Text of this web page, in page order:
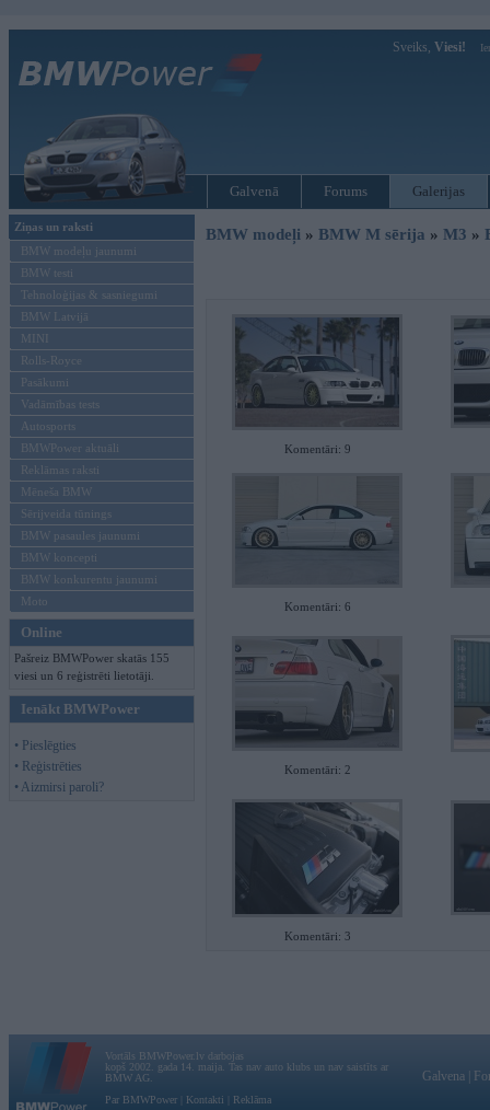
Sveiks, Viesi!
Galvenā Forums Galerijas
Ziņas un raksti
BMW modeļu jaunumi
BMW testi
Tehnoloģijas & sasniegumi
BMW Latvijā
MINI
Rolls-Royce
Pasākumi
Vadāmības tests
Autosports
BMWPower aktuāli
Reklāmas raksti
Mēneša BMW
Sērijveida tūnings
BMW pasaules jaunumi
BMW koncepti
BMW konkurentu jaunumi
Moto
Online
Pašreiz BMWPower skatās 155
viesi un 6 reģistrēti lietotāji.
Ienākt BMWPower
• Pieslēgties
• Reģistrēties
• Aizmirsi paroli?
BMW modeļi » BMW M sērija » M3 »
Komentāri: 9
Komentāri: 6
Komentāri: 2
Komentāri: 3
Vortāls BMWPower.lv darbojas
kopš 2002. gada 14. maija. Tas nav auto klubs un nav saistīts ar
BMW AG.
Par BMWPower
Kontakti Reklāma
Galvena